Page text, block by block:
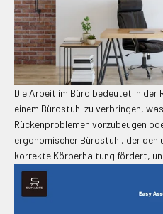
Die Arbeit im Büro bedeutet in der
einem Bürostuhl zu verbringen,
Rückenproblemen vorzubeugen
ergonomischer Bürostuhl, der den
korrekte Körperhaltung fördert,